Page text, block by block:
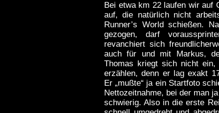
Bei etwa km 22 laufen wir auf
auf, die natürlich nicht
Runner’s World schießen.
gezogen, darf
revanchiert sich
auch für und mit Markus,
Thomas kriegt sich nicht
erzählen, denn er lag exakt
Er „mußte“ ja ein Startfoto
Nettozeitnahme, bei der man
schwierig. Also in die erste